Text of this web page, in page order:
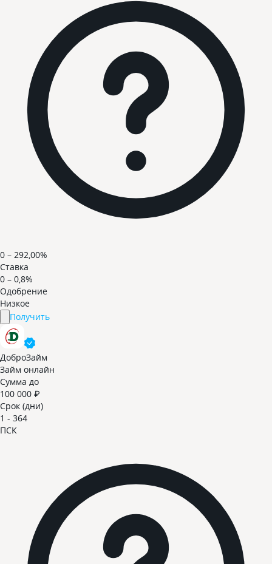
0 – 292,00%
Ставка
0 – 0,8%
Одобрение
Низкое
Получить
ДоброЗайм
Займ онлайн
Сумма до
100 000 ₽
Срок (дни)
1 - 364
ПСК